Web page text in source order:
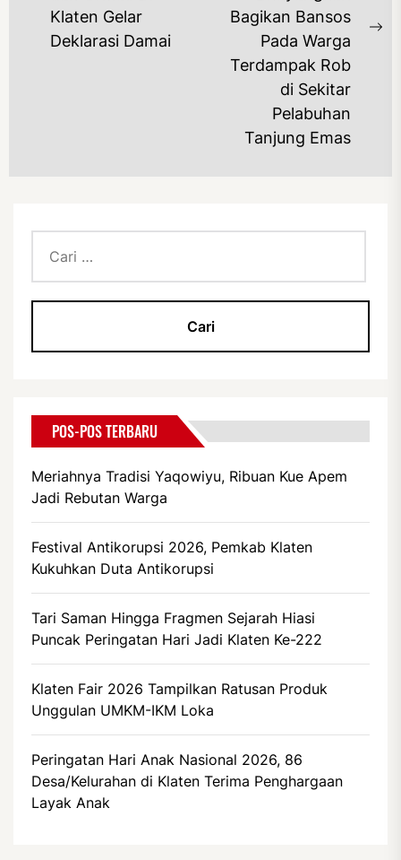
post:Klaten Gelar
Deklarasi Damai
Bagikan Bansos
Pada Warga
Terdampak Rob
di Sekitar
Pelabuhan
Tanjung Emas
untuk:
POS-POS TERBARU
Meriahnya Tradisi Yaqowiyu, Ribuan Kue Apem
Jadi Rebutan Warga
Festival Antikorupsi 2026, Pemkab Klaten
Kukuhkan Duta Antikorupsi
Tari Saman Hingga Fragmen Sejarah Hiasi
Puncak Peringatan Hari Jadi Klaten Ke-222
Klaten Fair 2026 Tampilkan Ratusan Produk
Unggulan UMKM-IKM Loka
Peringatan Hari Anak Nasional 2026, 86
Desa/Kelurahan di Klaten Terima Penghargaan
Layak Anak